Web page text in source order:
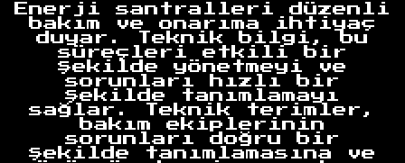
Enerji santralleri düzenli
bakım ve onarıma ihtiyaç
duyar. Teknik bilgi, bu
süreçleri etkili bir
şekilde yönetmeyi ve
sorunları hızlı bir
şekilde tanımlamayı
sağlar. Teknik terimler,
bakım ekiplerinin
sorunları doğru bir
şekilde tanımlamasına ve